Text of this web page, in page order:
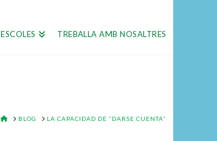
ESCOLES TREBALLA AMB NOSALTRES
HOME
BLOG LA CAPACIDAD DE “DARSE CUENTA”